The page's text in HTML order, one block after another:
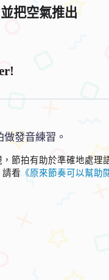
把空氣推出
發音練習。
節拍有助於準確地處理
請看 《原來節奏可以幫助